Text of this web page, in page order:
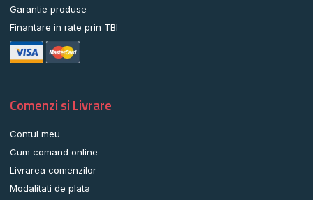
Garantie produse
Finantare in rate prin TBI
Comenzi si Livrare
Contul meu
Cum comand online
Livrarea comenzilor
Modalitati de plata